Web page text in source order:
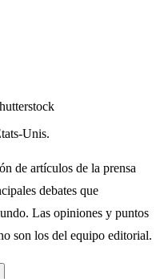
Unis.
de artículos de la prensa
debates que
Las opiniones y puntos
son los del equipo editorial.